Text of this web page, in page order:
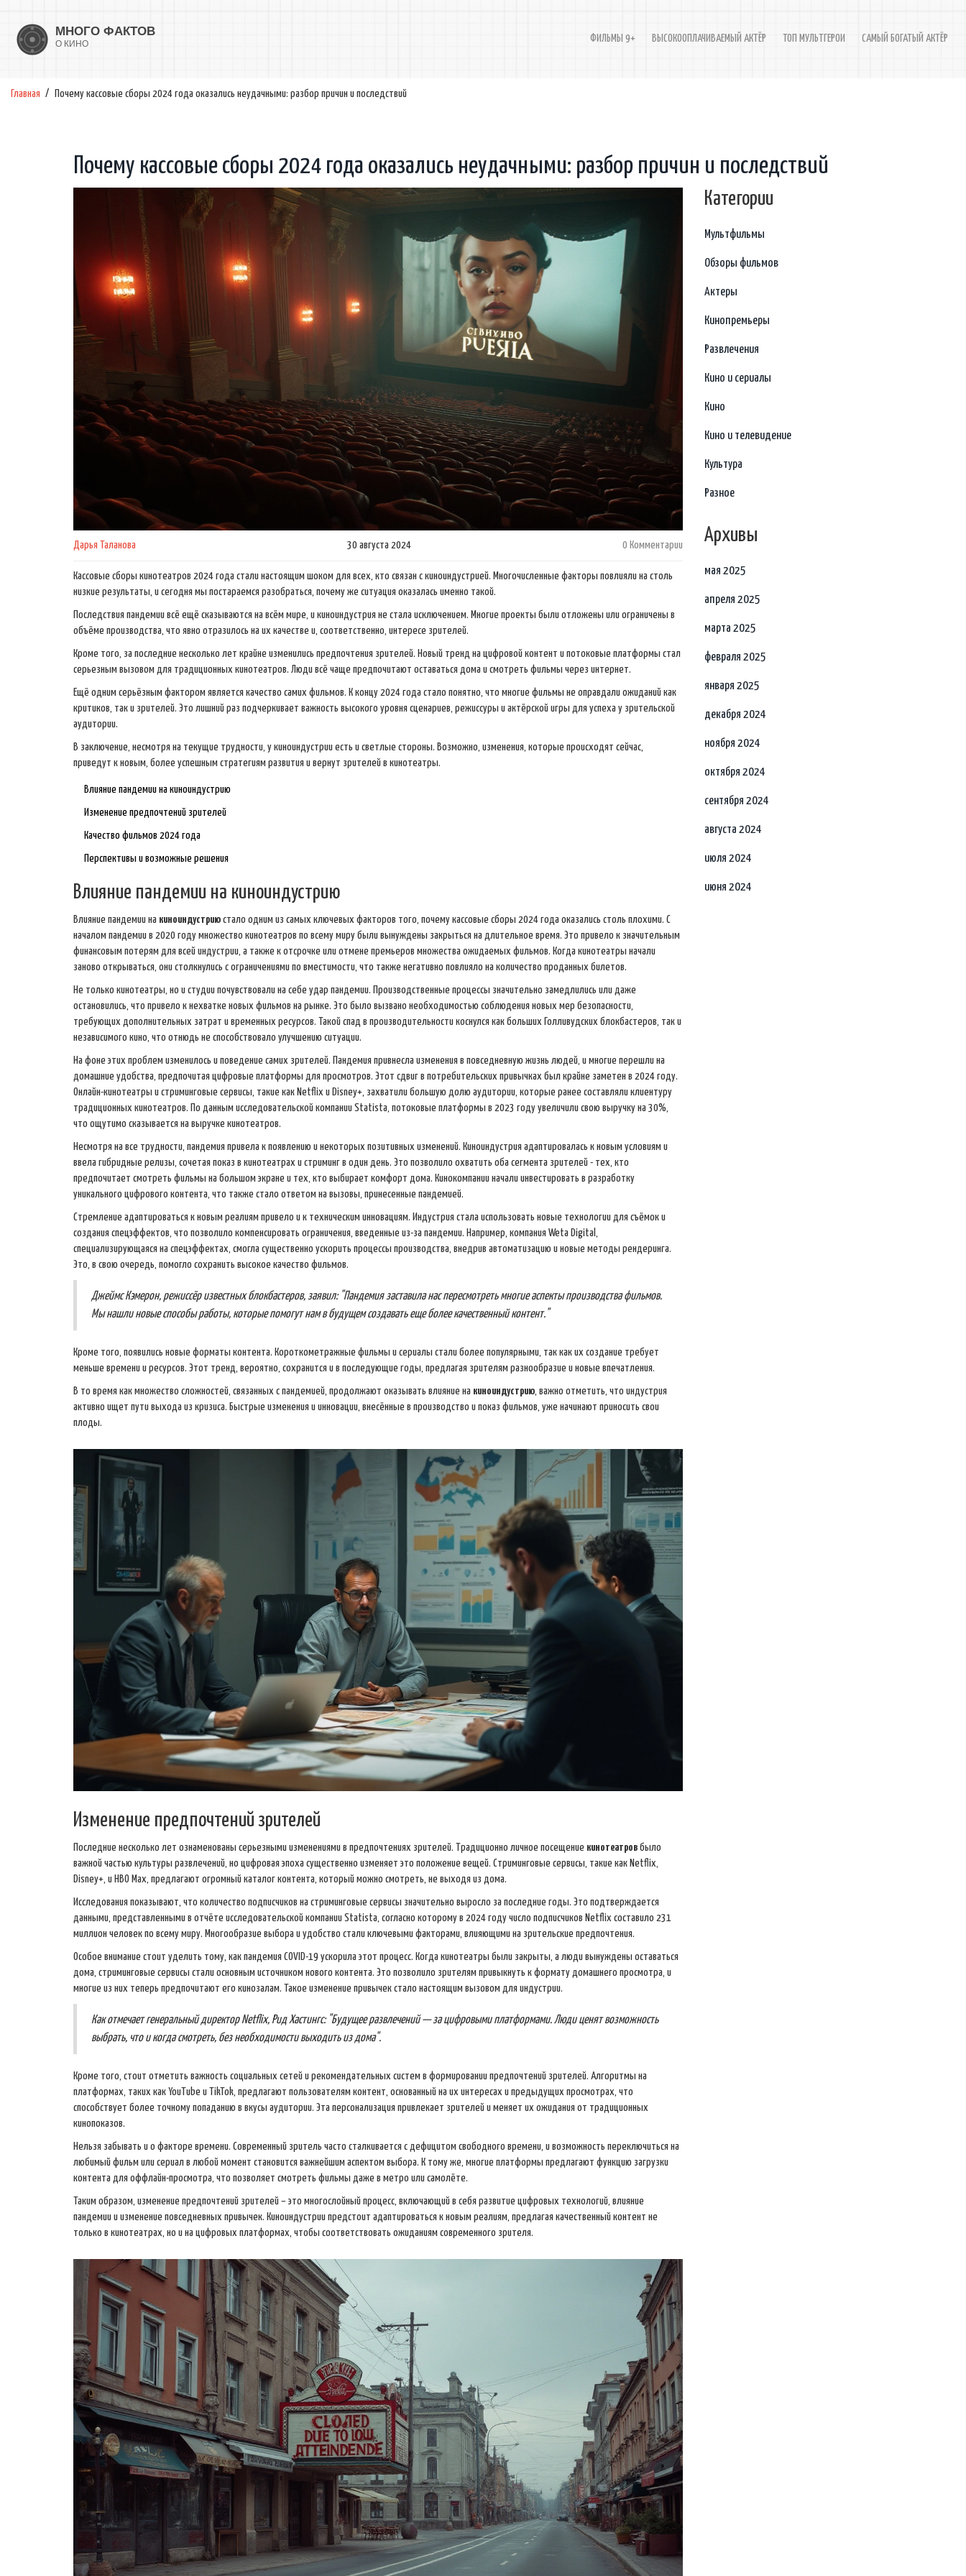
ФИЛЬМЫ 9+ ВЫСОКООПЛАЧИВАЕМЫЙ АКТЁР ТОП МУЛЬТГЕРОИ САМЫЙ БОГАТЫЙ АКТЁР
Главная Почему кассовые сборы 2024 года оказались неудачными: разбор причин и последствий
Почему кассовые сборы 2024 года оказались неудачными: разбор причин и последствий
Дарья Таланова 30 августа 2024 0 Комментарии
Кассовые сборы кинотеатров 2024 года стали настоящим шоком для всех, кто связан с киноиндустрией. Многочисленные факторы повлияли на столь
низкие результаты, и сегодня мы постараемся разобраться, почему же ситуация оказалась именно такой.
Последствия пандемии всё ещё сказываются на всём мире, и киноиндустрия не стала исключением. Многие проекты были отложены или ограничены в
объёме производства, что явно отразилось на их качестве и, соответственно, интересе зрителей.
Кроме того, за последние несколько лет крайне изменились предпочтения зрителей. Новый тренд на цифровой контент и потоковые платформы стал
серьезным вызовом для традиционных кинотеатров. Люди всё чаще предпочитают оставаться дома и смотреть фильмы через интернет.
Ещё одним серьёзным фактором является качество самих фильмов. К концу 2024 года стало понятно, что многие фильмы не оправдали ожиданий как
критиков, так и зрителей. Это лишний раз подчеркивает важность высокого уровня сценариев, режиссуры и актёрской игры для успеха у зрительской
аудитории.
В заключение, несмотря на текущие трудности, у киноиндустрии есть и светлые стороны. Возможно, изменения, которые происходят сейчас,
приведут к новым, более успешным стратегиям развития и вернут зрителей в кинотеатры.
Влияние пандемии на киноиндустрию
Изменение предпочтений зрителей
Качество фильмов 2024 года
Перспективы и возможные решения
Влияние пандемии на киноиндустрию
Влияние пандемии на киноиндустрию стало одним из самых ключевых факторов того, почему кассовые сборы 2024 года оказались столь плохими. С
началом пандемии в 2020 году множество кинотеатров по всему миру были вынуждены закрыться на длительное время. Это привело к значительным
финансовым потерям для всей индустрии, а также к отсрочке или отмене премьеров множества ожидаемых фильмов. Когда кинотеатры начали
заново открываться, они столкнулись с ограничениями по вместимости, что также негативно повлияло на количество проданных билетов.
Не только кинотеатры, но и студии почувствовали на себе удар пандемии. Производственные процессы значительно замедлились или даже
остановились, что привело к нехватке новых фильмов на рынке. Это было вызвано необходимостью соблюдения новых мер безопасности,
требующих дополнительных затрат и временных ресурсов. Такой спад в производительности коснулся как больших Голливудских блокбастеров, так и
независимого кино, что отнюдь не способствовало улучшению ситуации.
На фоне этих проблем изменилось и поведение самих зрителей. Пандемия привнесла изменения в повседневную жизнь людей, и многие перешли на
домашние удобства, предпочитая цифровые платформы для просмотров. Этот сдвиг в потребительских привычках был крайне заметен в 2024 году.
Онлайн-кинотеатры и стриминговые сервисы, такие как Netflix и Disney+, захватили большую долю аудитории, которые ранее составляли клиентуру
традиционных кинотеатров. По данным исследовательской компании Statista, потоковые платформы в 2023 году увеличили свою выручку на 30%,
что ощутимо сказывается на выручке кинотеатров.
Несмотря на все трудности, пандемия привела к появлению и некоторых позитивных изменений. Киноиндустрия адаптировалась к новым условиям и
ввела гибридные релизы, сочетая показ в кинотеатрах и стриминг в один день. Это позволило охватить оба сегмента зрителей - тех, кто
предпочитает смотреть фильмы на большом экране и тех, кто выбирает комфорт дома. Кинокомпании начали инвестировать в разработку
уникального цифрового контента, что также стало ответом на вызовы, принесенные пандемией.
Стремление адаптироваться к новым реалиям привело и к техническим инновациям. Индустрия стала использовать новые технологии для съёмок и
создания спецэффектов, что позволило компенсировать ограничения, введенные из-за пандемии. Например, компания Weta Digital,
специализирующаяся на спецэффектах, смогла существенно ускорить процессы производства, внедрив автоматизацию и новые методы рендеринга.
Это, в свою очередь, помогло сохранить высокое качество фильмов.
Джеймс Кэмерон, режиссёр известных блокбастеров, заявил: "Пандемия заставила нас пересмотреть многие аспекты производства фильмов.
Мы нашли новые способы работы, которые помогут нам в будущем создавать еще более качественный контент."
Кроме того, появились новые форматы контента. Короткометражные фильмы и сериалы стали более популярными, так как их создание требует
меньше времени и ресурсов. Этот тренд, вероятно, сохранится и в последующие годы, предлагая зрителям разнообразие и новые впечатления.
В то время как множество сложностей, связанных с пандемией, продолжают оказывать влияние на киноиндустрию , важно отметить, что индустрия
активно ищет пути выхода из кризиса. Быстрые изменения и инновации, внесённые в производство и показ фильмов, уже начинают приносить свои
плоды.
Изменение предпочтений зрителей
Последние несколько лет ознаменованы серьезными изменениями в предпочтениях зрителей. Традиционно личное посещение кинотеатров было
важной частью культуры развлечений, но цифровая эпоха существенно изменяет это положение вещей. Стриминговые сервисы, такие как Netflix,
Disney+, и HBO Max, предлагают огромный каталог контента, который можно смотреть, не выходя из дома.
Исследования показывают, что количество подписчиков на стриминговые сервисы значительно выросло за последние годы. Это подтверждается
данными, представленными в отчёте исследовательской компании Statista, согласно которому в 2024 году число подписчиков Netflix составило 231
миллион человек по всему миру. Многообразие выбора и удобство стали ключевыми факторами, влияющими на зрительские предпочтения.
Особое внимание стоит уделить тому, как пандемия COVID-19 ускорила этот процесс. Когда кинотеатры были закрыты, а люди вынуждены оставаться
дома, стриминговые сервисы стали основным источником нового контента. Это позволило зрителям привыкнуть к формату домашнего просмотра, и
многие из них теперь предпочитают его кинозалам. Такое изменение привычек стало настоящим вызовом для индустрии.
Как отмечает генеральный директор Netflix, Рид Хастингс: "Будущее развлечений — за цифровыми платформами. Люди ценят возможность
выбрать, что и когда смотреть, без необходимости выходить из дома".
Кроме того, стоит отметить важность социальных сетей и рекомендательных систем в формировании предпочтений зрителей. Алгоритмы на
платформах, таких как YouTube и TikTok, предлагают пользователям контент, основанный на их интересах и предыдущих просмотрах, что
способствует более точному попаданию в вкусы аудитории. Эта персонализация привлекает зрителей и меняет их ожидания от традиционных
кинопоказов.
Нельзя забывать и о факторе времени. Современный зритель часто сталкивается с дефицитом свободного времени, и возможность переключиться на
любимый фильм или сериал в любой момент становится важнейшим аспектом выбора. К тому же, многие платформы предлагают функцию загрузки
контента для оффлайн-просмотра, что позволяет смотреть фильмы даже в метро или самолёте.
Таким образом, изменение предпочтений зрителей – это многослойный процесс, включающий в себя развитие цифровых технологий, влияние
пандемии и изменение повседневных привычек. Киноиндустрии предстоит адаптироваться к новым реалиям, предлагая качественный контент не
только в кинотеатрах, но и на цифровых платформах, чтобы соответствовать ожиданиям современного зрителя.
Категории
Мультфильмы
Обзоры фильмов
Актеры
Кинопремьеры
Развлечения
Кино и сериалы
Кино
Кино и телевидение
Культура
Разное
Архивы
мая 2025
апреля 2025
марта 2025
февраля 2025
января 2025
декабря 2024
ноября 2024
октября 2024
сентября 2024
августа 2024
июля 2024
июня 2024